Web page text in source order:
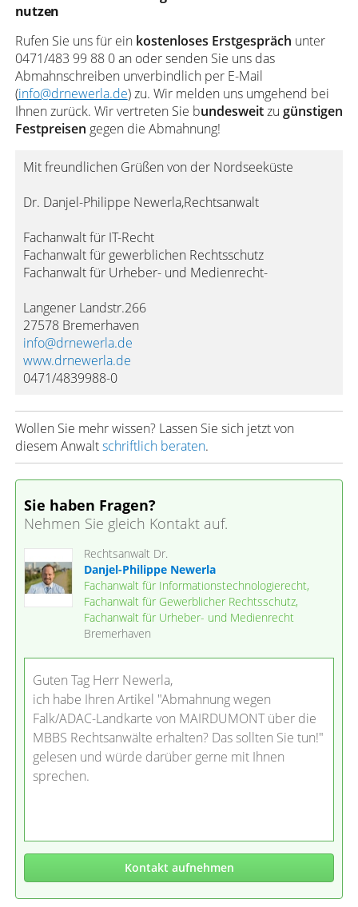
nutzen
Rufen Sie uns für ein kostenloses Erstgespräch unter
0471/483 99 88 0 an oder senden Sie uns das
Abmahnschreiben unverbindlich per E-Mail
(info@drnewerla.de) zu. Wir melden uns umgehend bei
Ihnen zurück. Wir vertreten Sie bundesweitzu günstigen
Festpreisen gegen die Abmahnung!
Mit freundlichen Grüßen von der Nordseeküste
Dr. Danjel-Philippe Newerla,Rechtsanwalt
Fachanwalt für IT-Recht
Fachanwalt für gewerblichen Rechtsschutz
Fachanwalt für Urheber- und Medienrecht-
Langener Landstr.266
27578 Bremerhaven
info@drnewerla.de
www.drnewerla.de
0471/4839988-0
Wollen Sie mehr wissen? Lassen Sie sich jetzt von
diesem Anwaltschriftlich beraten.
Sie haben Fragen?
Nehmen Sie gleich Kontakt auf.
Rechtsanwalt Dr.
Danjel-Philippe Newerla
Fachanwalt für Informationstechnologierecht,
Fachanwalt für Gewerblicher Rechtsschutz,
Fachanwalt für Urheber- und Medienrecht
Bremerhaven
Guten Tag Herr Newerla,
ich habe Ihren Artikel "Abmahnung wegen
Falk/ADAC-Landkarte von MAIRDUMONT über die
MBBS Rechtsanwälte erhalten? Das sollten Sie tun!"
gelesen und würde darüber gerne mit Ihnen
sprechen.
Kontakt aufnehmen